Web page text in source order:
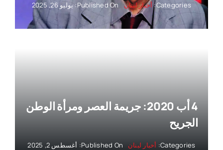
Categories: أخبار لبنان Published On: يوليو 26, 2025
4 أب 2020: جريمة العصر ومرأة الوطن
الجريح
Categories: أخبار لبنان Published On: أغسطس 2, 2025